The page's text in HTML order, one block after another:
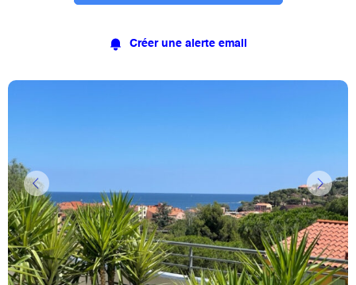
Créer une alerte email